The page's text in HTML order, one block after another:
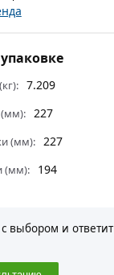
7.209
(мм): 227
(мм): 227
(мм): 194
выбором и